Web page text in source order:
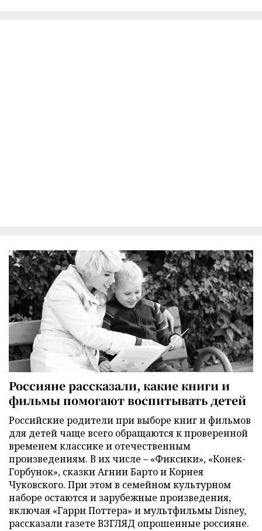
Россияне рассказали, какие книги и
фильмы помогают воспитывать детей
Российские родители при выборе книг и фильмов
для детей чаще всего обращаются к проверенной
временем классике и отечественным
произведениям. В их числе – «Фиксики», «Конек-
Горбунок», сказки Агнии Барто и Корнея
Чуковского. При этом в семейном культурном
наборе остаются и зарубежные произведения,
включая «Гарри Поттера» и мультфильмы Disney,
рассказали газете ВЗГЛЯД опрошенные россияне.